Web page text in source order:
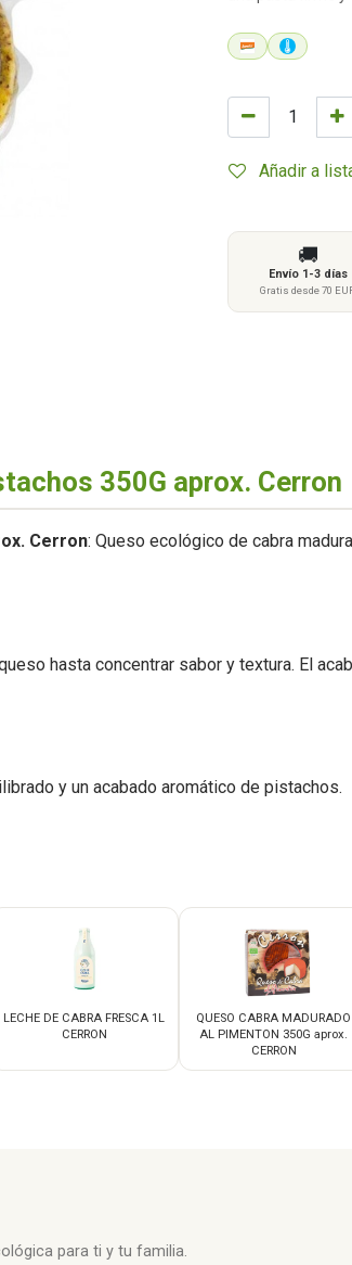
Añadir a
🚚
Envío 1-3 días
Gratis desde 70
350G aprox. Cerron
Cerron: Queso ecológico de cabra
hasta concentrar sabor y textura. El
y un acabado aromático de pistachos.
LECHE DE CABRA FRESCA 1L
CERRON
QUESO CABRA MADURADO
AL PIMENTON 350G aprox.
CERRON
para ti y tu familia.